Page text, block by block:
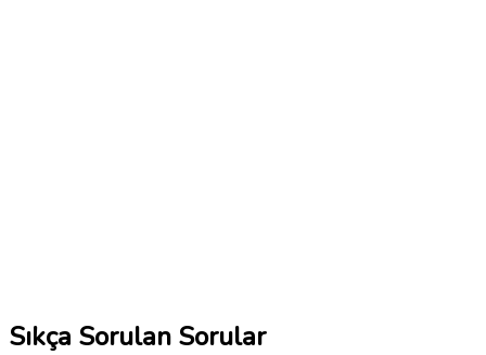
Sıkça Sorulan Sorular